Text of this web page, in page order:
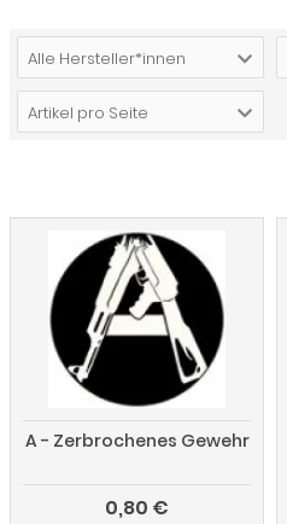
Alle Hersteller*innen
Artikel pro Seite
A - Zerbrochenes Gewehr
0,80 €